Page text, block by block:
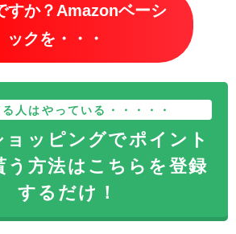
すか？Amazonベーシ
ックを・・・
人はやっている・・・・・
ョッピングでポイント
う方法はこちらを登録
するだけ！